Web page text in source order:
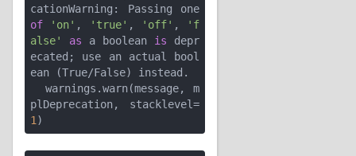
cationWarning: Passing one
of
'on' , 'true' , 'off' ,
'f
alse'
as a boolean is depr
ecated; use an actual bool
ean (True/False) instead.
  warnings.warn(message, m
plDeprecation, stacklevel=
1